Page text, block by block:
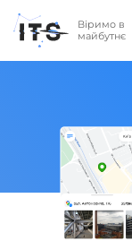
Віримо в
майбутнє